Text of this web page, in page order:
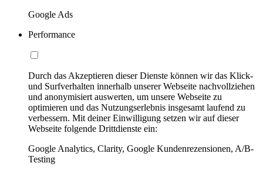
Google Ads
Performance
Durch das Akzeptieren dieser Dienste können wir das Klick-
und Surfverhalten innerhalb unserer Webseite nachvollziehen
und anonymisiert auswerten, um unsere Webseite zu
optimieren und das Nutzungserlebnis insgesamt laufend zu
verbessern. Mit deiner Einwilligung setzen wir auf dieser
Webseite folgende Drittdienste ein:
Google Analytics, Clarity, Google Kundenrezensionen, A/B-
Testing